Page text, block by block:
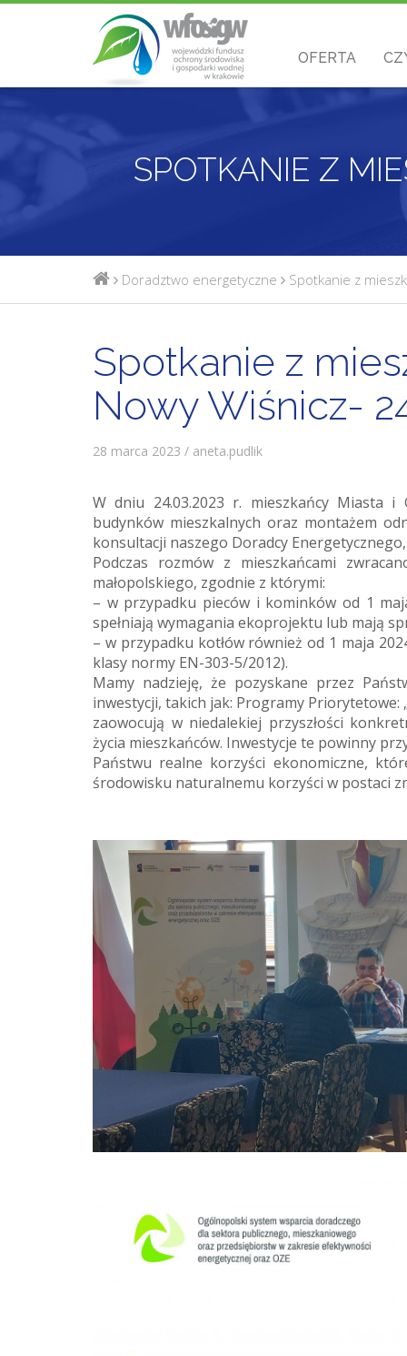
OFERTA
Doradztwo energetyczne Spotkanie z
Spotkanie z
Nowy Wiśnicz-
28 marca 2023 / aneta.pudlik
W dniu 24.03.2023 r. mieszkańcy Miasta i
budynków mieszkalnych oraz montażem
konsultacji naszego Doradcy Energetycznego,
Podczas rozmów z mieszkańcami
małopolskiego, zgodnie z którymi:
– w przypadku pieców i kominków od 1
spełniają wymagania ekoprojektu lub mają
– w przypadku kotłów również od 1 maja
klasy normy EN-303-5/2012).
Mamy nadzieję, że pozyskane przez
inwestycji, takich jak: Programy Priorytetowe:
zaowocują w niedalekiej przyszłości
życia mieszkańców. Inwestycje te powinny
Państwu realne korzyści ekonomiczne,
środowisku naturalnemu korzyści w postaci